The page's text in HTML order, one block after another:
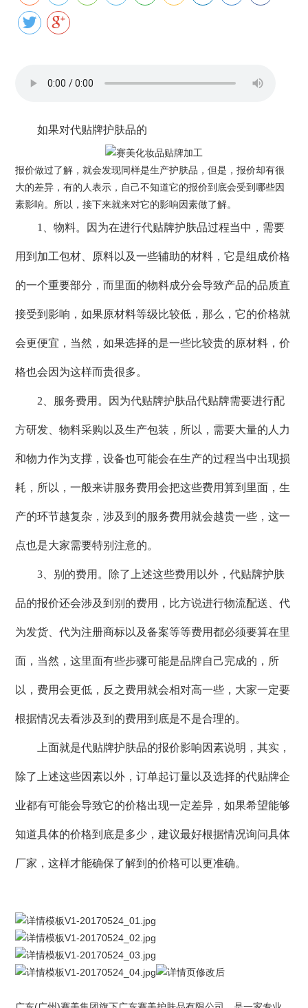
公众号资讯
如果对代贴牌护肤品的
报价做过了解，就会发现同样是生产护肤品，但是，报价却有很
大的差异，有的人表示，自己不知道它的报价到底会受到哪些因
素影响。所以，接下来就来对它的影响因素做了解。
1、物料。因为在进行代贴牌护肤品过程当中，需要
用到加工包材、原料以及一些辅助的材料，它是组成价格
的一个重要部分，而里面的物料成分会导致产品的品质直
接受到影响，如果原材料等级比较低，那么，它的价格就
会更便宜，当然，如果选择的是一些比较贵的原材料，价
格也会因为这样而贵很多。
2、服务费用。因为代贴牌护肤品代贴牌需要进行配
方研发、物料采购以及生产包装，所以，需要大量的人力
和物力作为支撑，设备也可能会在生产的过程当中出现损
耗，所以，一般来讲服务费用会把这些费用算到里面，生
产的环节越复杂，涉及到的服务费用就会越贵一些，这一
点也是大家需要特别注意的。
3、别的费用。除了上述这些费用以外，代贴牌护肤
品的报价还会涉及到别的费用，比方说进行物流配送、代
为发货、代为注册商标以及备案等等费用都必须要算在里
面，当然，这里面有些步骤可能是品牌自己完成的，所
以，费用会更低，反之费用就会相对高一些，大家一定要
根据情况去看涉及到的费用到底是不是合理的。
上面就是代贴牌护肤品的报价影响因素说明，其实，
除了上述这些因素以外，订单起订量以及选择的代贴牌企
业都有可能会导致它的价格出现一定差异，如果希望能够
知道具体的价格到底是多少，建议最好根据情况询问具体
厂家，这样才能确保了解到的价格可以更准确。